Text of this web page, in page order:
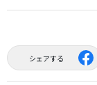
シェアする